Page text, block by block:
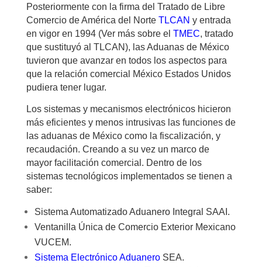
Posteriormente con la firma del Tratado de Libre
Comercio de América del Norte TLCAN y entrada
en vigor en 1994 (Ver más sobre el TMEC, tratado
que sustituyó al TLCAN), las Aduanas de México
tuvieron que avanzar en todos los aspectos para
que la relación comercial México Estados Unidos
pudiera tener lugar.
Los sistemas y mecanismos electrónicos hicieron
más eficientes y menos intrusivas las funciones de
las aduanas de México como la fiscalización, y
recaudación. Creando a su vez un marco de
mayor facilitación comercial. Dentro de los
sistemas tecnológicos implementados se tienen a
saber:
Sistema Automatizado Aduanero Integral SAAI.
Ventanilla Única de Comercio Exterior Mexicano
VUCEM.
Sistema Electrónico AduaneroSEA.